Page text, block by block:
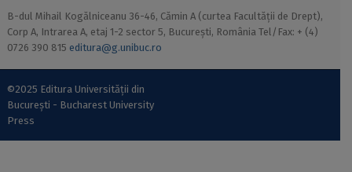
B-dul Mihail Kogălniceanu 36-46, Cămin A (curtea Facultății de Drept),
Corp A, Intrarea A, etaj 1-2 sector 5, București, România Tel/Fax: + (4)
0726 390 815 editura@g.unibuc.ro
©2025 Editura Universității din
București - Bucharest University
Press